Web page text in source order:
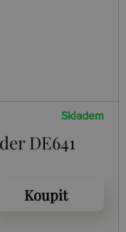
Skladem
DE641
Koupit